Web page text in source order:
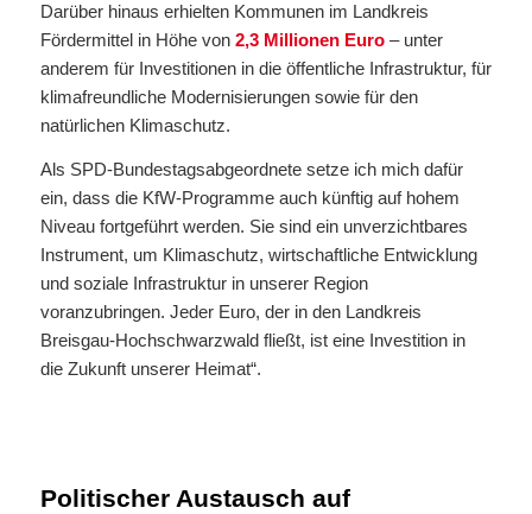
Darüber hinaus erhielten Kommunen im Landkreis
Fördermittel in Höhe von 2,3 Millionen Euro– unter
anderem für Investitionen in die öffentliche Infrastruktur, für
klimafreundliche Modernisierungen sowie für den
natürlichen Klimaschutz.
Als SPD-Bundestagsabgeordnete setze ich mich dafür
ein, dass die KfW-Programme auch künftig auf hohem
Niveau fortgeführt werden. Sie sind ein unverzichtbares
Instrument, um Klimaschutz, wirtschaftliche Entwicklung
und soziale Infrastruktur in unserer Region
voranzubringen. Jeder Euro, der in den Landkreis
Breisgau-Hochschwarzwald fließt, ist eine Investition in
die Zukunft unserer Heimat“.
Politischer Austausch auf